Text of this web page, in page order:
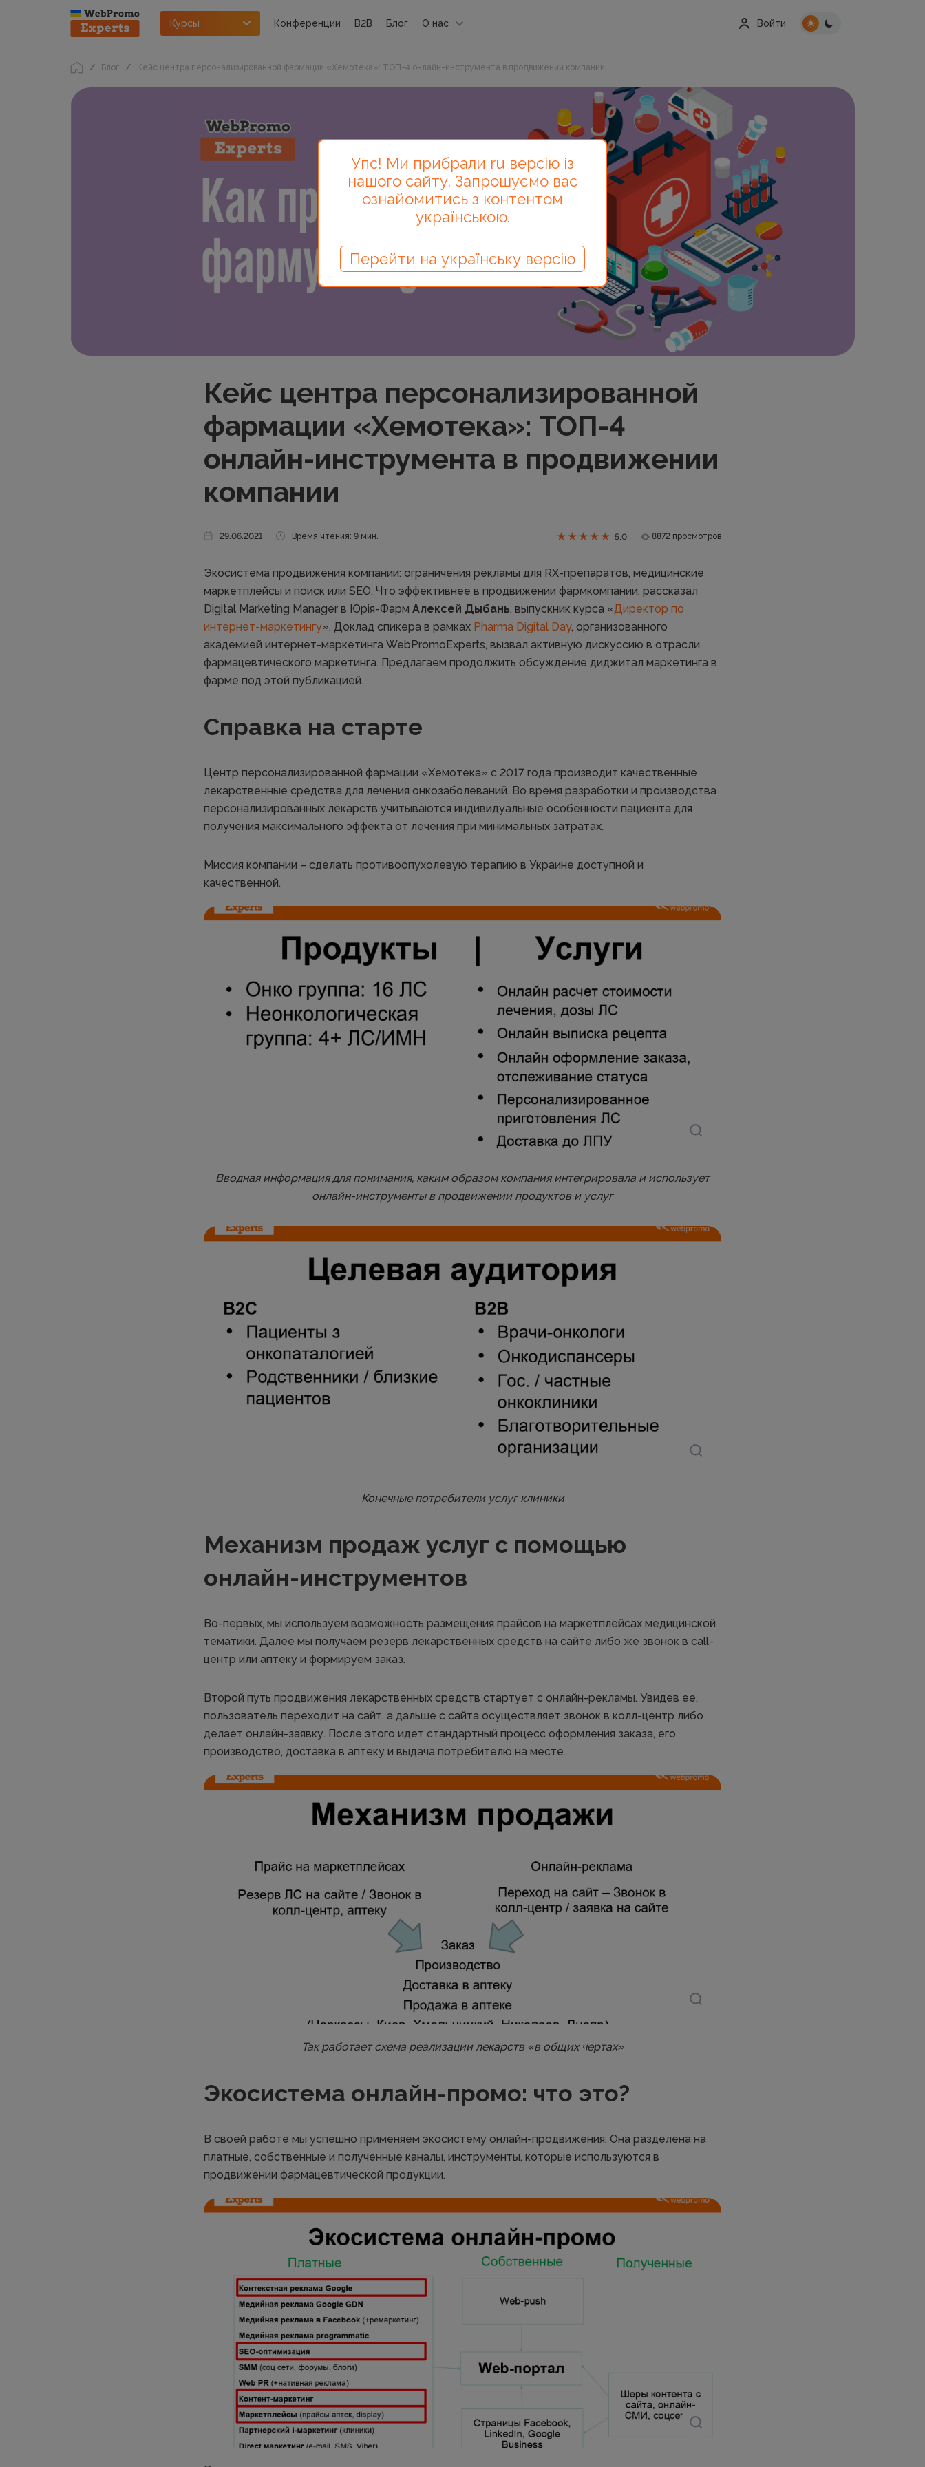
Курсы Конференции B2B Блог О нас Войти
Блог Кейс центра персонализированной фармации «Хемотека»: ТОП-4 онлайн-инструмента в продвижении компании
Кейс центра персонализированной
фармации «Хемотека»: ТОП-4
онлайн-инструмента в продвижении
компании
29.06.2021 Время чтения: 9 мин. 5.0 8872 просмотров
Экосистема продвижения компании: ограничения рекламы для RX-препаратов, медицинские
маркетплейсы и поиск или SEO. Что эффективнее в продвижении фармкомпании, рассказал
Digital Marketing Manager в Юрія-Фарм Алексей Дыбань, выпускник курса «Директор по
интернет-маркетингу». Доклад спикера в рамках Pharma Digital Day, организованного
академией интернет-маркетинга WebPromoExperts, вызвал активную дискуссию в отрасли
фармацевтического маркетинга. Предлагаем продолжить обсуждение диджитал маркетинга в
фарме под этой публикацией.
Справка на старте
Центр персонализированной фармации «Хемотека» с 2017 года производит качественные
лекарственные средства для лечения онкозаболеваний. Во время разработки и производства
персонализированных лекарств учитываются индивидуальные особенности пациента для
получения максимального эффекта от лечения при минимальных затратах.
Миссия компании – сделать противоопухолевую терапию в Украине доступной и
качественной.
Вводная информация для понимания, каким образом компания интегрировала и использует
онлайн-инструменты в продвижении продуктов и услуг
Конечные потребители услуг клиники
Механизм продаж услуг с помощью
онлайн-инструментов
Во-первых, мы используем возможность размещения прайсов на маркетплейсах медицинской
тематики. Далее мы получаем резерв лекарственных средств на сайте либо же звонок в call-
центр или аптеку и формируем заказ.
Второй путь продвижения лекарственных средств стартует с онлайн-рекламы. Увидев ее,
пользователь переходит на сайт, а дальше с сайта осуществляет звонок в колл-центр либо
делает онлайн-заявку. После этого идет стандартный процесс оформления заказа, его
производство, доставка в аптеку и выдача потребителю на месте.
Так работает схема реализации лекарств «в общих чертах»
Экосистема онлайн-промо: что это?
В своей работе мы успешно применяем экосистему онлайн-продвижения. Она разделена на
платные, собственные и полученные каналы, инструменты, которые используются в
продвижении фармацевтической продукции.
Упс! Ми прибрали ru версію із
нашого сайту. Запрошуємо вас
ознайомитись з контентом
українською.
Перейти на українську версію